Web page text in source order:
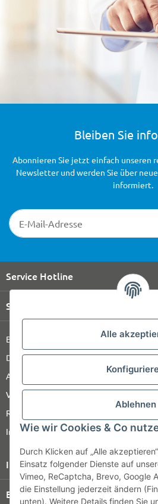
Alle
Ablehnen
Wie wir Cookies & Co
Durch Klicken auf „Alle
Einsatz folgender Dienste auf
Vimeo, ReCaptcha, Brevo, Google
die Einstellung jederzeit ändern
unten). Weitere Details finden Sie
Bleiben Sie
Newsletter-Registrierung
Abonnieren Sie jetzt einfach unseren
Newsletter und werden Sie über
informiert.
Service Hotline
Shop Service
Barrierefreiheitserklärung
Datenschutz
AGB
Versandinformationen
Retour
Impressum
Informationen
Bezahlung & Versand